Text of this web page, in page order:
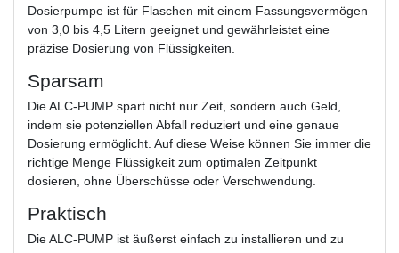
Dosierpumpe ist für Flaschen mit einem Fassungsvermögen
von 3,0 bis 4,5 Litern geeignet und gewährleistet eine
präzise Dosierung von Flüssigkeiten.
Sparsam
Die ALC-PUMP spart nicht nur Zeit, sondern auch Geld,
indem sie potenziellen Abfall reduziert und eine genaue
Dosierung ermöglicht. Auf diese Weise können Sie immer die
richtige Menge Flüssigkeit zum optimalen Zeitpunkt
dosieren, ohne Überschüsse oder Verschwendung.
Praktisch
Die ALC-PUMP ist äußerst einfach zu installieren und zu